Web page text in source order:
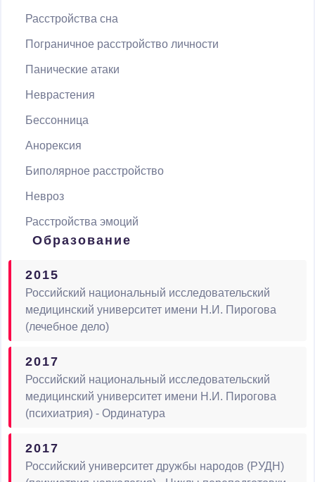
Расстройства сна
Пограничное расстройство личности
Панические атаки
Неврастения
Бессонница
Анорексия
Биполярное расстройство
Невроз
Расстройства эмоций
Образование
2015
Российский национальный исследовательский
медицинский университет имени Н.И. Пирогова
(лечебное дело)
2017
Российский национальный исследовательский
медицинский университет имени Н.И. Пирогова
(психиатрия) - Ординатура
2017
Российский университет дружбы народов (РУДН)